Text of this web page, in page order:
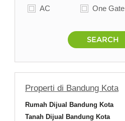
AC One Gate
SEARCH
Properti di Bandung Kota
Rumah Dijual Bandung Kota
Tanah Dijual Bandung Kota